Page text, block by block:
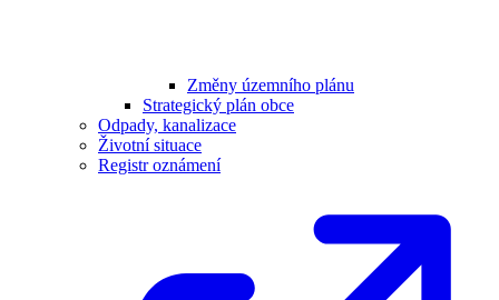
Změny územního plánu
Strategický plán obce
Odpady, kanalizace
Životní situace
Registr oznámení